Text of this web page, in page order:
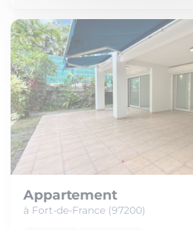
Appartement
à Fort-de-France (97200)